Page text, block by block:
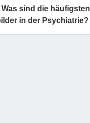
sind die häufigsten
in der Psychiatrie?